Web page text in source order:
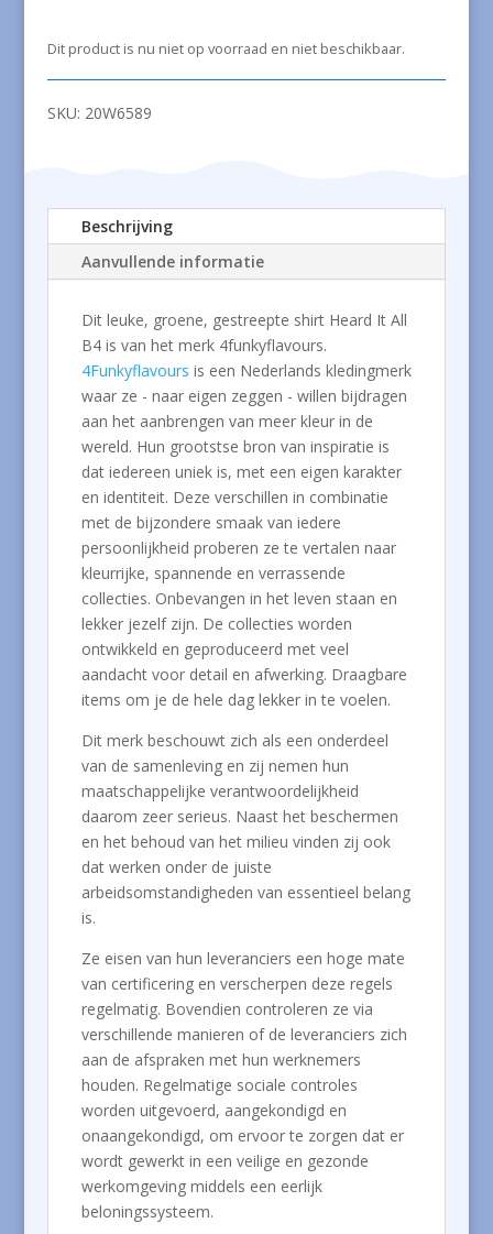
Dit product is nu niet op voorraad en niet beschikbaar.
SKU: 20W6589
Beschrijving
Aanvullende informatie
Dit leuke, groene, gestreepte shirt Heard It All
B4 is van het merk 4funkyflavours.
4Funkyflavours is een Nederlands kledingmerk
waar ze - naar eigen zeggen - willen bijdragen
aan het aanbrengen van meer kleur in de
wereld. Hun grootstse bron van inspiratie is
dat iedereen uniek is, met een eigen karakter
en identiteit. Deze verschillen in combinatie
met de bijzondere smaak van iedere
persoonlijkheid proberen ze te vertalen naar
kleurrijke, spannende en verrassende
collecties. Onbevangen in het leven staan en
lekker jezelf zijn. De collecties worden
ontwikkeld en geproduceerd met veel
aandacht voor detail en afwerking. Draagbare
items om je de hele dag lekker in te voelen.
Dit merk beschouwt zich als een onderdeel
van de samenleving en zij nemen hun
maatschappelijke verantwoordelijkheid
daarom zeer serieus. Naast het beschermen
en het behoud van het milieu vinden zij ook
dat werken onder de juiste
arbeidsomstandigheden van essentieel belang
is.
Ze eisen van hun leveranciers een hoge mate
van certificering en verscherpen deze regels
regelmatig. Bovendien controleren ze via
verschillende manieren of de leveranciers zich
aan de afspraken met hun werknemers
houden. Regelmatige sociale controles
worden uitgevoerd, aangekondigd en
onaangekondigd, om ervoor te zorgen dat er
wordt gewerkt in een veilige en gezonde
werkomgeving middels een eerlijk
beloningssysteem.